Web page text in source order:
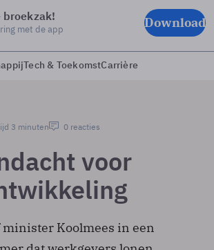
broekzak!
met de app Download
Tech & ToekomstCarrière
3 minuten 0 reacties
voor
minister Koolmees in een